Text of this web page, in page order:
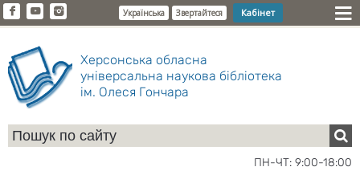
Українська Звертайтеся Кабінет
Херсонська обласна
універсальна наукова бібліотека
ім. Олеся Гончара
ПН-ЧТ: 9:00-18:00